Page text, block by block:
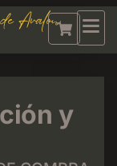
y